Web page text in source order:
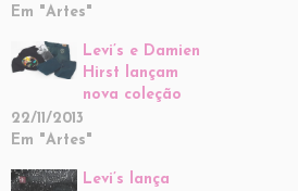
Em "Artes"
Levi’s e Damien
Hirst lançam
nova coleção
22/11/2013
Em "Artes"
Levi’s lança